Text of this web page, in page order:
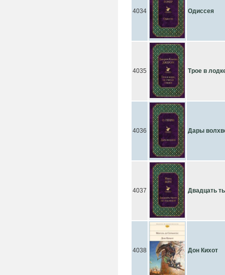
4034 Одиссея
4035 Трое в
4036 Дары
4037 Двадцать
4038 Дон Кихот